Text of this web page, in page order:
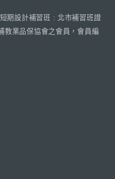
期設計補習班 : 北市補習班證
教業品保協會之會員，會員編